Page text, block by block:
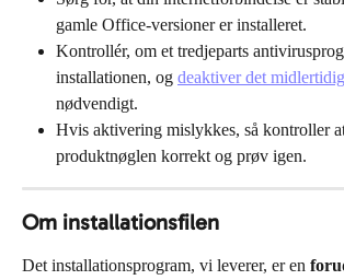
gamle Office-versioner er installeret.
Kontrollér, om et tredjeparts
installationen, og deaktiver det
nødvendigt.
Hvis aktivering mislykkes, så kontroller
produktnøglen korrekt og prøv igen.
Om installationsfilen
Det installationsprogram, vi leverer, er en